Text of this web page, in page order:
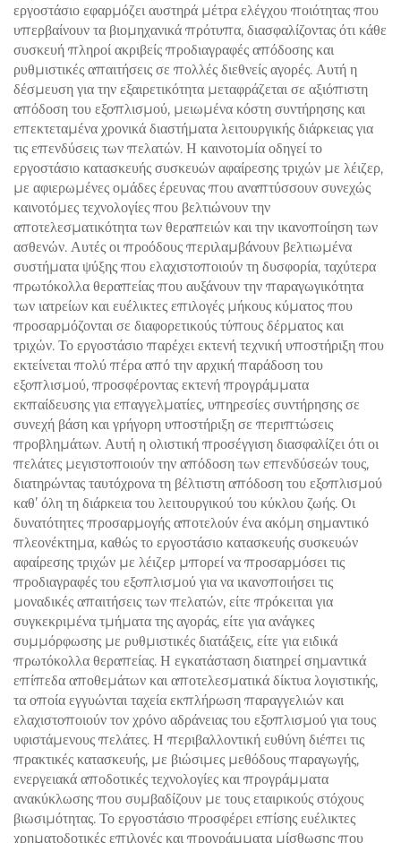
εργοστάσιο εφαρμόζει αυστηρά μέτρα ελέγχου ποιότητας που
υπερβαίνουν τα βιομηχανικά πρότυπα, διασφαλίζοντας ότι κάθε
συσκευή πληροί ακριβείς προδιαγραφές απόδοσης και
ρυθμιστικές απαιτήσεις σε πολλές διεθνείς αγορές. Αυτή η
δέσμευση για την εξαιρετικότητα μεταφράζεται σε αξιόπιστη
απόδοση του εξοπλισμού, μειωμένα κόστη συντήρησης και
επεκτεταμένα χρονικά διαστήματα λειτουργικής διάρκειας για
τις επενδύσεις των πελατών. Η καινοτομία οδηγεί το
εργοστάσιο κατασκευής συσκευών αφαίρεσης τριχών με λέιζερ,
με αφιερωμένες ομάδες έρευνας που αναπτύσσουν συνεχώς
καινοτόμες τεχνολογίες που βελτιώνουν την
αποτελεσματικότητα των θεραπειών και την ικανοποίηση των
ασθενών. Αυτές οι προόδους περιλαμβάνουν βελτιωμένα
συστήματα ψύξης που ελαχιστοποιούν τη δυσφορία, ταχύτερα
πρωτόκολλα θεραπείας που αυξάνουν την παραγωγικότητα
των ιατρείων και ευέλικτες επιλογές μήκους κύματος που
προσαρμόζονται σε διαφορετικούς τύπους δέρματος και
τριχών. Το εργοστάσιο παρέχει εκτενή τεχνική υποστήριξη που
εκτείνεται πολύ πέρα από την αρχική παράδοση του
εξοπλισμού, προσφέροντας εκτενή προγράμματα
εκπαίδευσης για επαγγελματίες, υπηρεσίες συντήρησης σε
συνεχή βάση και γρήγορη υποστήριξη σε περιπτώσεις
προβλημάτων. Αυτή η ολιστική προσέγγιση διασφαλίζει ότι οι
πελάτες μεγιστοποιούν την απόδοση των επενδύσεών τους,
διατηρώντας ταυτόχρονα τη βέλτιστη απόδοση του εξοπλισμού
καθ’ όλη τη διάρκεια του λειτουργικού του κύκλου ζωής. Οι
δυνατότητες προσαρμογής αποτελούν ένα ακόμη σημαντικό
πλεονέκτημα, καθώς το εργοστάσιο κατασκευής συσκευών
αφαίρεσης τριχών με λέιζερ μπορεί να προσαρμόσει τις
προδιαγραφές του εξοπλισμού για να ικανοποιήσει τις
μοναδικές απαιτήσεις των πελατών, είτε πρόκειται για
συγκεκριμένα τμήματα της αγοράς, είτε για ανάγκες
συμμόρφωσης με ρυθμιστικές διατάξεις, είτε για ειδικά
πρωτόκολλα θεραπείας. Η εγκατάσταση διατηρεί σημαντικά
επίπεδα αποθεμάτων και αποτελεσματικά δίκτυα λογιστικής,
τα οποία εγγυώνται ταχεία εκπλήρωση παραγγελιών και
ελαχιστοποιούν τον χρόνο αδράνειας του εξοπλισμού για τους
υφιστάμενους πελάτες. Η περιβαλλοντική ευθύνη διέπει τις
πρακτικές κατασκευής, με βιώσιμες μεθόδους παραγωγής,
ενεργειακά αποδοτικές τεχνολογίες και προγράμματα
ανακύκλωσης που συμβαδίζουν με τους εταιρικούς στόχους
βιωσιμότητας. Το εργοστάσιο προσφέρει επίσης ευέλικτες
χρηματοδοτικές επιλογές και προγράμματα μίσθωσης που